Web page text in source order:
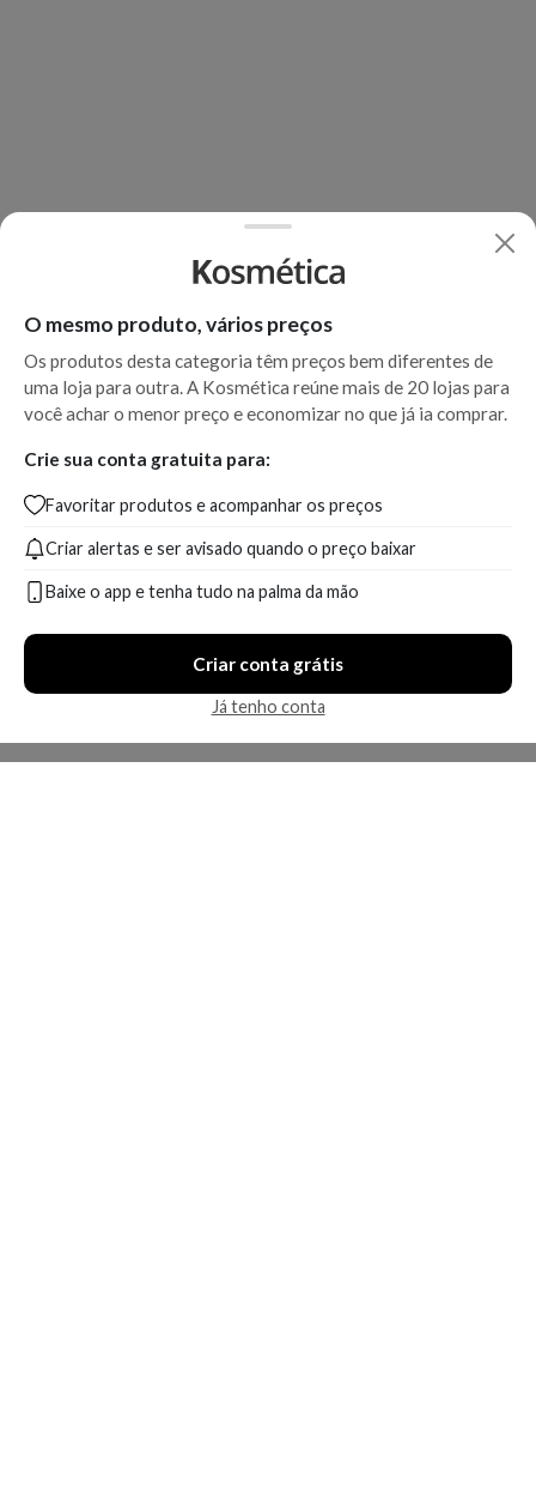
O mesmo produto, vários preços
Os produtos desta categoria têm preços bem diferentes de
uma loja para outra. A Kosmética reúne mais de 20 lojas para
você achar o menor preço e economizar no que já ia comprar.
Crie sua conta gratuita para:
Favoritar produtos e acompanhar os preços
Criar alertas e ser avisado quando o preço baixar
Baixe o app e tenha tudo na palma da mão
Criar conta grátis
Já tenho conta